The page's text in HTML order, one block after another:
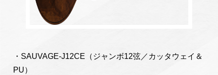
・SAUVAGE-J12CE（ジャンボ12弦／カッタウェイ＆
PU）